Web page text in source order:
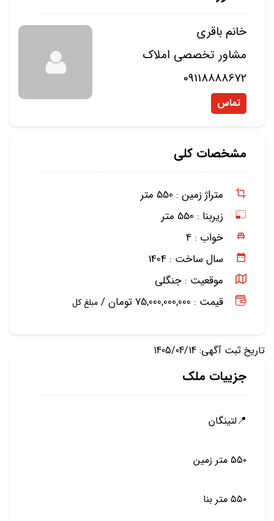
خانم باقری
مشاور تخصصی املاک
09118888672
تماس
مشخصات کلی
متراژ زمین : 550 متر
زیربنا : 550 متر
خواب : 4
سال ساخت : 1404
موقعیت : جنگلی
قیمت : 75,000,000,000 تومان /
مبلغ کل
تاریخ ثبت آگهی: 1405/04/14
جزییات ملک
📍لتينگان
٥٥٠ متر زمين
٥٥٠ متر بنا